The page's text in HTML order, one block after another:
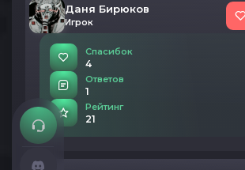
Даня Бирюков
Игрок
Спасибок
4
Ответов
1
Рейтинг
21